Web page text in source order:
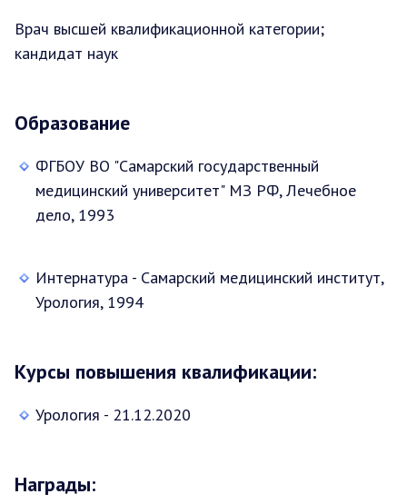
Врач высшей квалификационной категории;
кандидат наук
Образование
ФГБОУ ВО "Самарский государственный
медицинский университет" МЗ РФ, Лечебное
дело, 1993
Интернатура - Самарский медицинский институт,
Урология, 1994
Курсы повышения квалификации:
Урология - 21.12.2020
Награды: